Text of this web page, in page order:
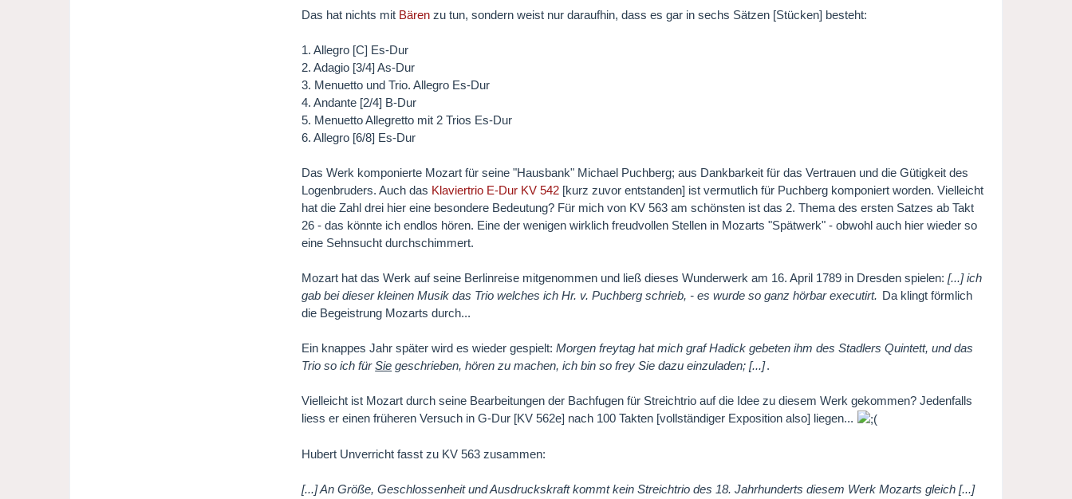
Das hat nichts mit Bären zu tun, sondern weist nur daraufhin, dass es gar in sechs Sätzen [Stücken] besteht:
1. Allegro [C] Es-Dur
2. Adagio [3/4] As-Dur
3. Menuetto und Trio. Allegro Es-Dur
4. Andante [2/4] B-Dur
5. Menuetto Allegretto mit 2 Trios Es-Dur
6. Allegro [6/8] Es-Dur
Das Werk komponierte Mozart für seine "Hausbank" Michael Puchberg; aus Dankbarkeit für das Vertrauen und die Gütigkeit des
Logenbruders. Auch das Klaviertrio E-Dur KV 542 [kurz zuvor entstanden] ist vermutlich für Puchberg komponiert worden. Vielleicht
hat die Zahl drei hier eine besondere Bedeutung? Für mich von KV 563 am schönsten ist das 2. Thema des ersten Satzes ab Takt
26 - das könnte ich endlos hören. Eine der wenigen wirklich freudvollen Stellen in Mozarts "Spätwerk" - obwohl auch hier wieder so
eine Sehnsucht durchschimmert.
Mozart hat das Werk auf seine Berlinreise mitgenommen und ließ dieses Wunderwerk am 16. April 1789 in Dresden spielen:[...] ich
gab bei dieser kleinen Musik das Trio welches ich Hr. v. Puchberg schrieb, - es wurde so ganz hörbar executirt. Da klingt förmlich
die Begeistrung Mozarts durch...
Ein knappes Jahr später wird es wieder gespielt:Morgen freytag hat mich graf Hadick gebeten ihm des Stadlers Quintett, und das
Trio so ich fürSie geschrieben, hören zu machen, ich bin so frey Sie dazu einzuladen; [...].
Vielleicht ist Mozart durch seine Bearbeitungen der Bachfugen für Streichtrio auf die Idee zu diesem Werk gekommen? Jedenfalls
liess er einen früheren Versuch in G-Dur [KV 562e] nach 100 Takten [vollständiger Exposition also] liegen...
Hubert Unverricht fasst zu KV 563 zusammen:
[...] An Größe, Geschlossenheit und Ausdruckskraft kommt kein Streichtrio des 18. Jahrhunderts diesem Werk Mozarts gleich [...]